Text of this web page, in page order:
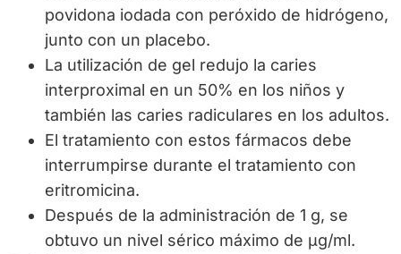
povidona iodada con peróxido de hidrógeno,
junto con un placebo.
La utilización de gel redujo la caries
interproximal en un 50% en los niños y
también las caries radiculares en los adultos.
El tratamiento con estos fármacos debe
interrumpirse durante el tratamiento con
eritromicina.
Después de la administración de 1 g, se
obtuvo un nivel sérico máximo de µg/ml.